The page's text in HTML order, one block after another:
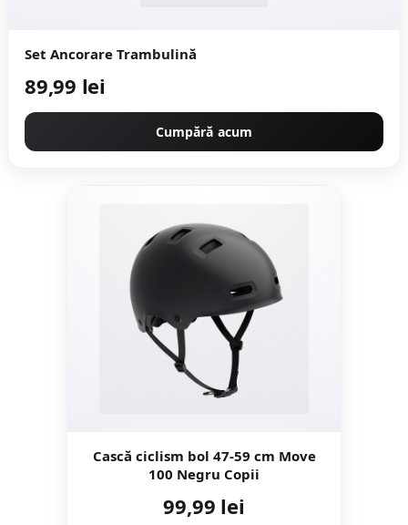
Set Ancorare Trambulină
89,99 lei
Cumpără acum
Cască ciclism bol 47-59 cm Move
100 Negru Copii
99,99 lei